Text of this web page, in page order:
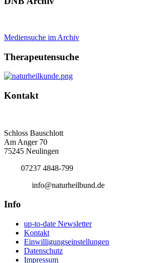
Mediensuche im Archiv
Therapeutensuche
Kontakt
Schloss Bauschlott
Am Anger 70
75245 Neulingen
07237 4848-799
info@naturheilbund.de
Info
up-to-date Newsletter
Kontakt
Einwilligungseinstellungen
Datenschutz
Impressum